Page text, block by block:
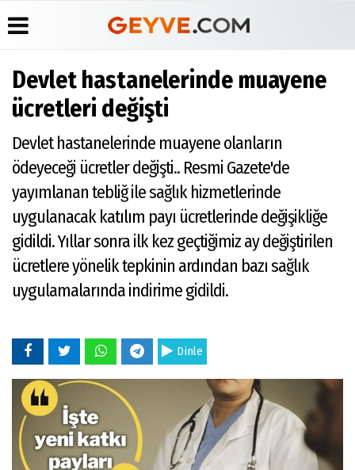
Üye Paneli
Haber
Arşivi
Haberleri
Anketler
Biyografiler
Galeri
Foto
Galeri
Etkinlikler
Yayın
İletişim
Devlet hastanelerinde muayene
ücretleri değişti
Devlet hastanelerinde muayene olanların
ödeyeceği ücretler değişti.. Resmi Gazete'de
yayımlanan tebliğ ile sağlık hizmetlerinde
uygulanacak katılım payı ücretlerinde değişikliğe
gidildi. Yıllar sonra ilk kez geçtiğimiz ay değiştirilen
ücretlere yönelik tepkinin ardından bazı sağlık
uygulamalarında indirime gidildi.
Dinle